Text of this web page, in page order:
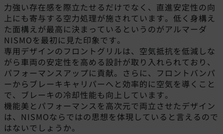
力強い存在感を際立たせるだけでなく、直進安定性の向
上にも寄与する空力処理が施されています。低く身構え
た面構えが最高に決まっているというのがアルマーダ
NISMOを最初に見た印象です。
専用デザインのフロントグリルは、空気抵抗を低減しな
がら車両の安定性を高める設計が取り入れられており、
パフォーマンスアップに貢献。さらに、フロントバンパ
ーからブレーキキャリパーへと効率的に空気を導くこと
で、ブレーキの冷却性能も向上しています。
機能美とパフォーマンスを高次元で両立させたデザイン
は、NISMOならではの思想を体現していると言えるので
はないでしょうか。